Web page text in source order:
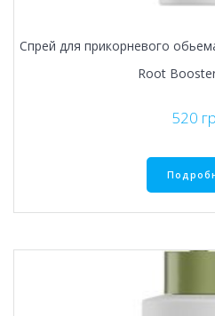
Спрей для прикорневого
Root
520